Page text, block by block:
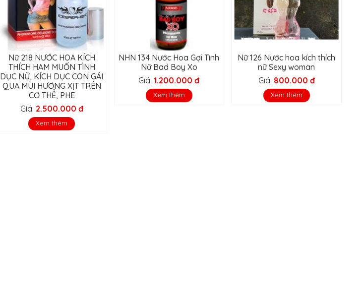
Nữ 218 NƯỚC HOA KÍCH
THÍCH HAM MUỐN TÌNH
DỤC NỮ, KÍCH DỤC CON GÁI
QUA MÙI HƯƠNG XỊT TRÊN
CƠ THỂ, PHE
Giá: 2.500.000 đ
Xem thêm
NHN 134 Nước Hoa Gợi Tình
Nữ Bad Boy Xo
Giá:1.200.000 đ
Xem thêm
Nữ 126 Nước hoa kích thích
nữ Sexy woman
Giá: 800.000 đ
Xem thêm